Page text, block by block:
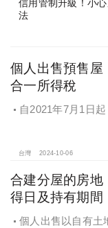
信用管制升級！小
法
個人出售預售屋
合一所得稅
自2021年7月1日
台灣 2024-10-06
合建分屋的房地
得日及持有期間
個人出售以自有土